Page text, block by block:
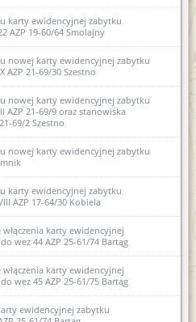
karty ewidencyjnej zabytku
AZP 19-60/64 Smolajny
nowej karty ewidencyjnej zabytku
AZP 21-69/30 Szestno
nowej karty ewidencyjnej zabytku
AZP 21-69/9 oraz stanowiska
69/2 Szestno
nowej karty ewidencyjnej zabytku
karty ewidencyjnej zabytku
AZP 17-64/30 Kobiela
karty ewidencyjnej
wez 44 AZP 25-61/74 Bartąg
karty ewidencyjnej
wez 45 AZP 25-61/75 Bartąg
ewidencyjnej zabytku